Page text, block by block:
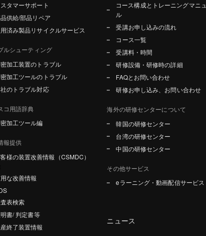
タマーサポート
供給/部品リペア
済み製品リサイクルサービス
ルシューティング
加工装置のトラブル
加工ツールのトラブル
のトラブル対応
コ用語辞典
加工ツール編
報提供
様の装置改善情報（CSMDC）
な改善情報
表検索
書/ 判定書等
終了装置情報
コース構成とトレーニングマニ
ル
受講お申し込みの流れ
コース一覧
受講料・時間
研修設備・研修時の詳細
FAQとお問い合わせ
研修お申し込み、お問い合わせ
海外の研修センターについて
韓国の研修センター
台湾の研修センター
中国の研修センター
その他サービス
eラーニング・動画配信サービス
ニュース